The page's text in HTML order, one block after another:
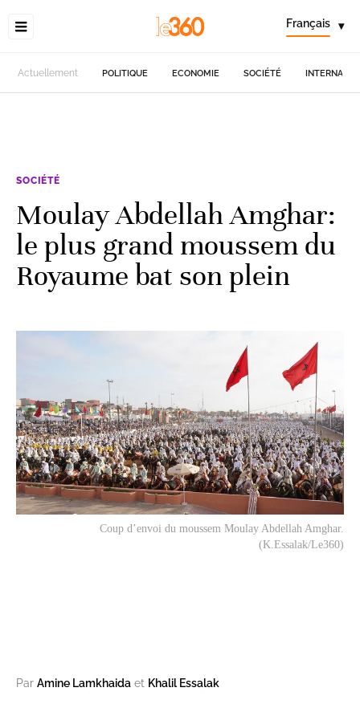
Français ▾
Actuellement POLITIQUE ECONOMIE SOCIÉTÉ
SOCIÉTÉ
Moulay Abdellah Amghar:
le plus grand moussem du
Royaume bat son plein
Coup d’envoi du moussem Moulay Abdellah Amghar.
(K.Essalak/Le360)
Par Amine Lamkhaida et Khalil Essalak